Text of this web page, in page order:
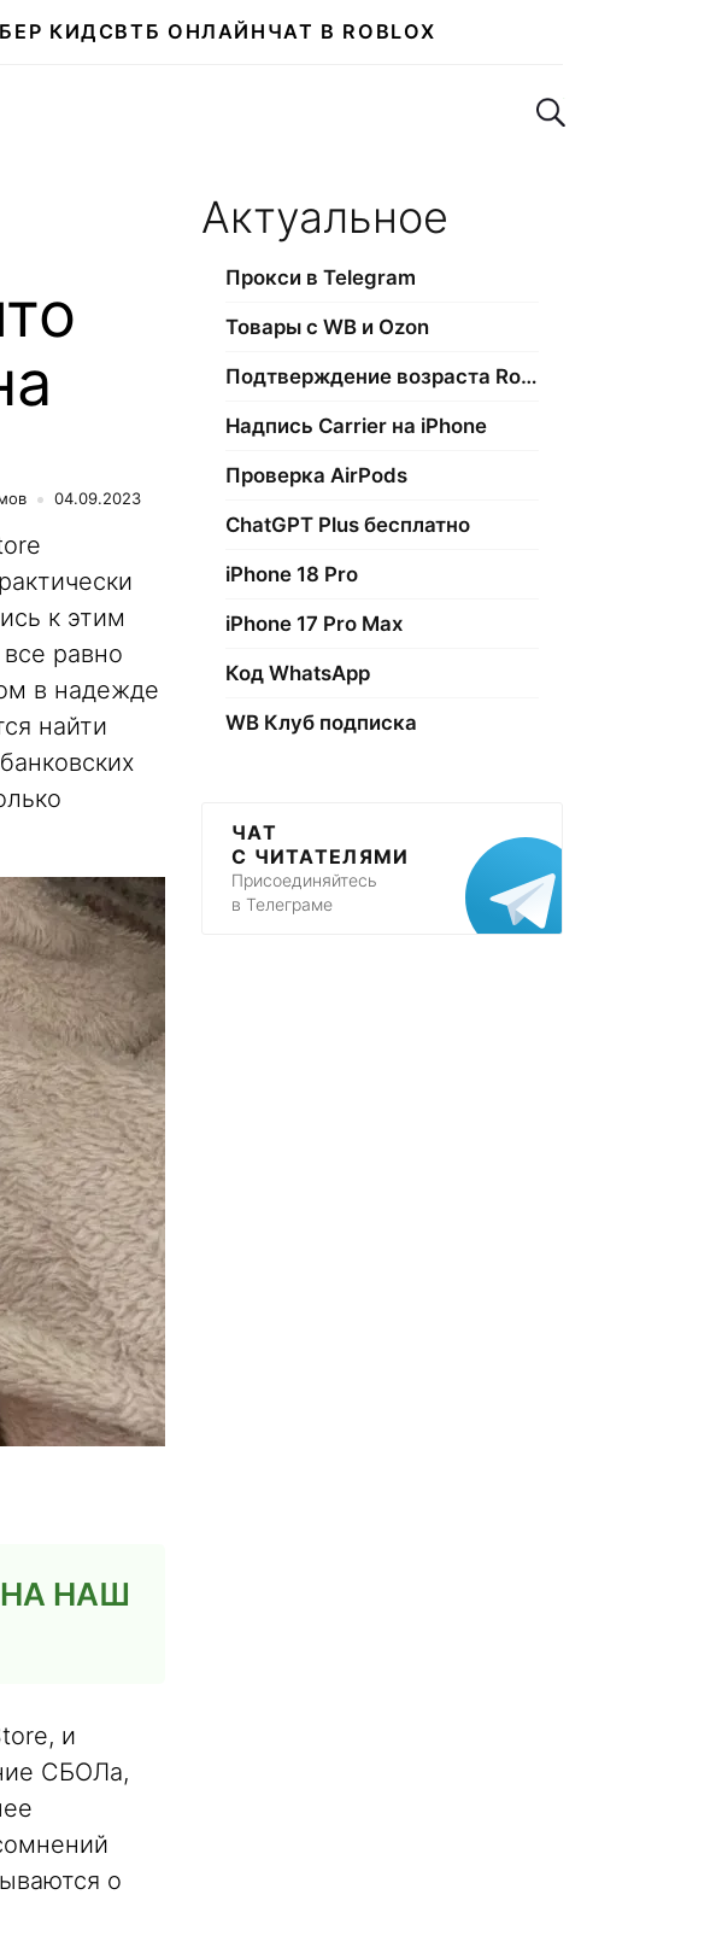
КИДСВТБ ОНЛАЙН ЧАТ В ROBLOX
Поиск по сайту
04.09.2023
к этим
равно
в надежде
найти
НАШ
и
СБОЛа,
о
Актуальное
Прокси в Telegram
Товары с WB и Ozon
Подтверждение возраста Roblox
Надпись Carrier на iPhone
Проверка AirPods
ChatGPT Plus бесплатно
iPhone 18 Pro
iPhone 17 Pro Max
Код WhatsApp
WB Клуб подписка
ЧАТ
С ЧИТАТЕЛЯМИ
Присоединяйтесь
в Телеграме